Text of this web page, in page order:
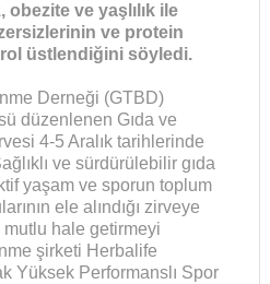
ve yaşlılık ile
ve protein
üstlendiğini söyledi.
Derneği (GTBD)
düzenlenen Gıda ve
4-5 Aralık tarihlerinde
ve sürdürülebilir gıda
yaşam ve sporun toplum
ele alındığı zirveye
mutlu hale getirmeyi
şirketi Herbalife
Yüksek Performanslı Spor